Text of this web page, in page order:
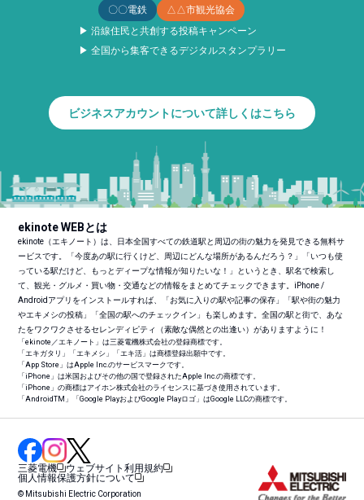
〇〇電鉄
△△市観光協会
▶ 沿線住民と共創する投稿キャンペーン
▶ 全国から集客できるデジタルスタンプラリー
ビジネスアカウントについて詳しくはこちら
ekinote WEBとは
ekinote（エキノート）は、日本全国すべての鉄道駅と周辺の街の魅力を発見できる無料サ
ービスです。「今度あの駅に行くけど、周辺にどんな場所があるんだろう？」「いつも使
っている駅だけど、もっとディープな情報が知りたいな！」というとき、駅名で検索し
て、観光・グルメ・買い物・交通などの情報をまとめてチェックできます。iPhone /
Androidアプリをインストールすれば、「お気に入りの駅や記事の保存」「駅や街の魅力
やエキメシの投稿」「全国の駅へのチェックイン」も楽しめます。全国の駅と街で、あな
たをワクワクさせるセレンディピティ（素敵な偶然との出逢い）がありますように！
「ekinote／エキノート」は三菱電機株式会社の登録商標です。
「エキガタリ」「エキメシ」「エキ活」は商標登録出願中です。
「App Store」はApple Inc.のサービスマークです。
「iPhone」は米国およびその他の国で登録されたApple Inc.の商標です。
「iPhone」の商標はアイホン株式会社のライセンスに基づき使用されています。
「AndroidTM 」「Google PlayおよびGoogle Playロゴ」はGoogle LLCの商標です。
三菱電機
ウェブサイト利用規約
個人情報保護方針について
© Mitsubishi Electric Corporation